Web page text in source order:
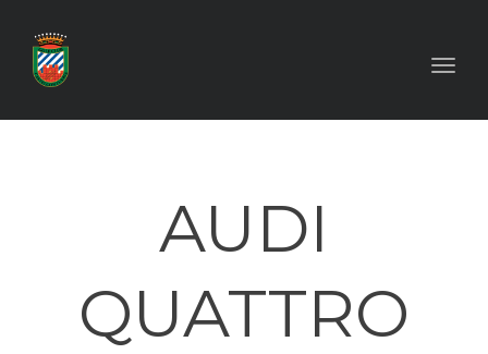
AUDI
QUATTRO